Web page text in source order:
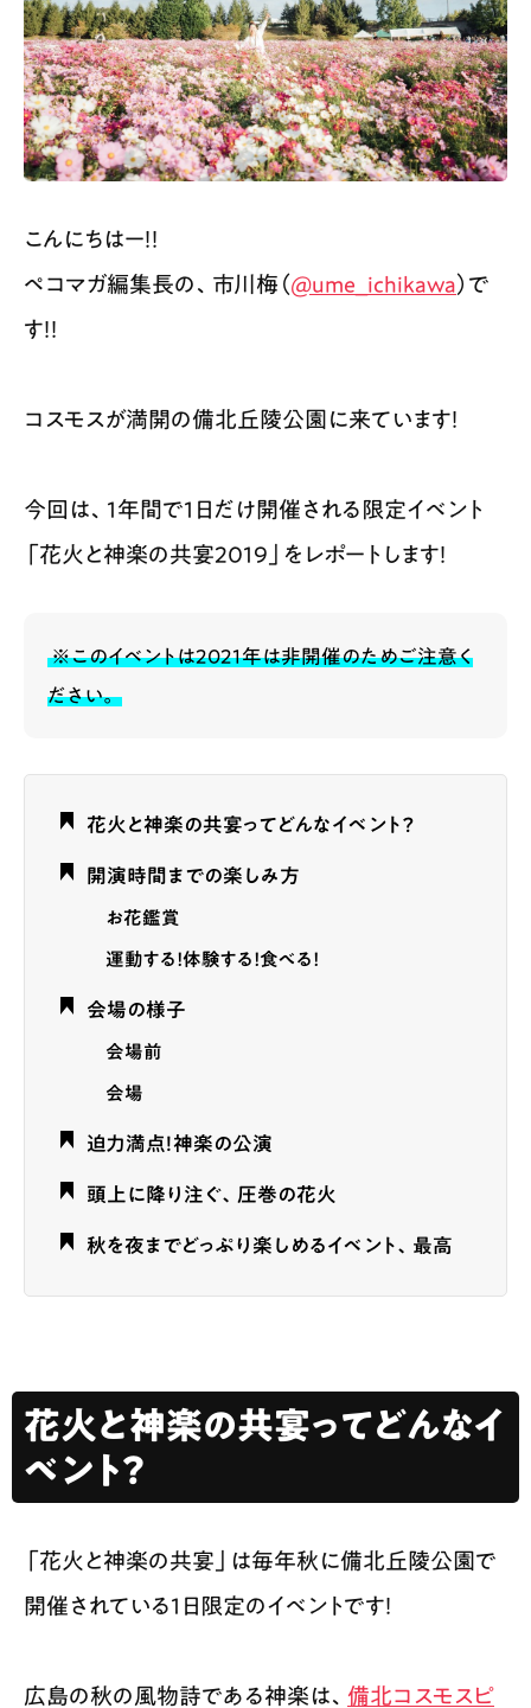
こんにちはー！！
ペコマガ編集長の、市川梅（@ume_ichikawa）で
す！！
コスモスが満開の備北丘陵公園に来ています！
今回は、1年間で1日だけ開催される限定イベント
「花火と神楽の共宴2019」をレポートします！
※このイベントは2021年は非開催のためご注意く
ださい。
花火と神楽の共宴ってどんなイベント？
開演時間までの楽しみ方
お花鑑賞
運動する！体験する！食べる！
会場の様子
会場前
会場
迫力満点！神楽の公演
頭上に降り注ぐ、圧巻の花火
秋を夜までどっぷり楽しめるイベント、最高
花火と神楽の共宴ってどんなイ
ベント？
「花火と神楽の共宴」は毎年秋に備北丘陵公園で
開催されている1日限定のイベントです！
広島の秋の風物詩である神楽は、 備北コスモスピ